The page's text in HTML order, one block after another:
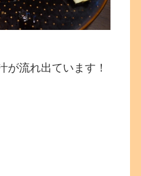
が流れ出ています！